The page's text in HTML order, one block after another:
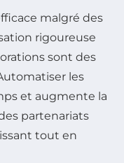
malgré des
rigoureuse
sont des
les
et augmente la
partenariats
tout en